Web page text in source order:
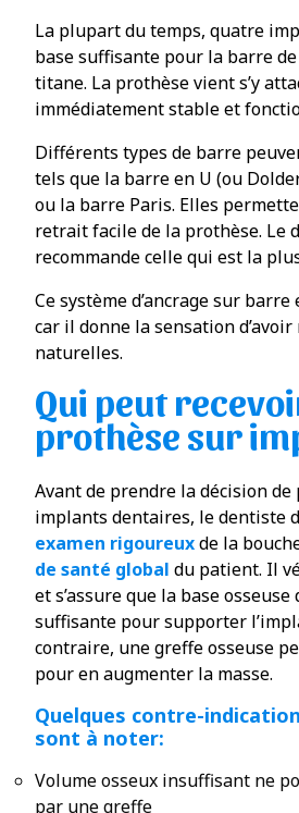
La plupart du temps, quatre
base suffisante pour la barre
titane. La prothèse vient s’y
immédiatement stable et
Différents types de barre
tels que la barre en U (ou
ou la barre Paris. Elles
retrait facile de la prothèse. Le
recommande celle qui est la
Ce système d’ancrage sur
car il donne la sensation
naturelles.
Qui peut
prothèse sur
Avant de prendre la décision de
implants dentaires, le dentiste
examen rigoureuxde la
de santé global du patient. Il
et s’assure que la base
suffisante pour supporter
contraire, une greffe osseuse
pour en augmenter la masse.
Quelques contre-
sont à noter:
Volume osseux insuffisant ne
par une greffe